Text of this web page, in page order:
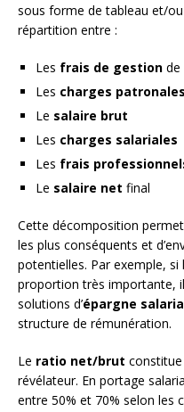
sous forme de tableau et/
répartition entre :
Les frais de gestion de
Les charges patronales
Le salaire brut
Les charges salariales
Les frais
Le salaire net final
Cette décomposition
les plus conséquents et
potentielles. Par exemple,
proportion très importante,
solutions d’épargne
structure de rémunération.
Le ratio net/brut
révélateur. En portage
entre 50% et 70% selon les